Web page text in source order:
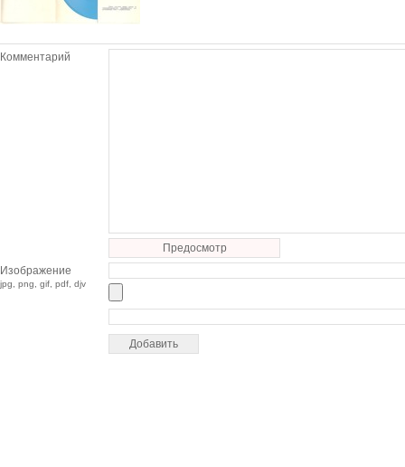
Комментарий
Предосмотр
Изображение
jpg, png, gif, pdf, djv